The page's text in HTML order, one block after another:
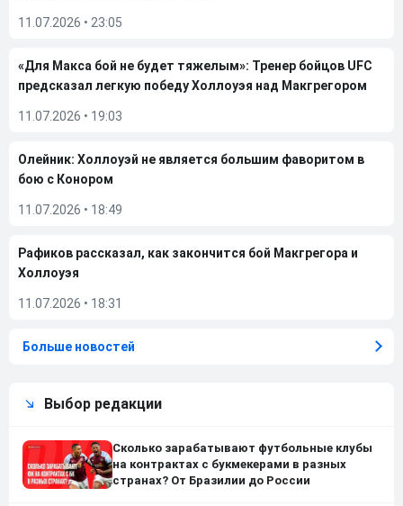
11.07.2026 • 23:05
«Для Макса бой не будет тяжелым»: Тренер бойцов UFC
предсказал легкую победу Холлоуэя над Макгрегором
11.07.2026 • 19:03
Олейник: Холлоуэй не является большим фаворитом в
бою с Конором
11.07.2026 • 18:49
Рафиков рассказал, как закончится бой Макгрегора и
Холлоуэя
11.07.2026 • 18:31
Больше новостей
Выбор редакции
Сколько зарабатывают футбольные клубы
на контрактах с букмекерами в разных
странах? От Бразилии до России